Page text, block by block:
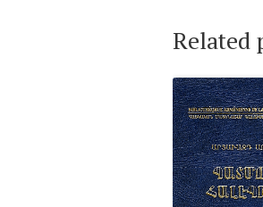
Related